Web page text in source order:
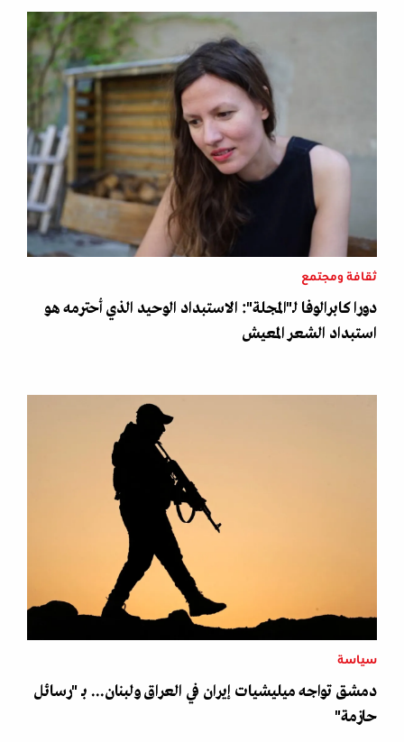
ثقافة ومجتمع
دورا كابرالوفا لـ"المجلة": الاستبداد الوحيد الذي أحترمه هو
استبداد الشعر المعيش
سياسة
دمشق تواجه ميليشيات إيران في العراق ولبنان... بـ "رسائل
حازمة"